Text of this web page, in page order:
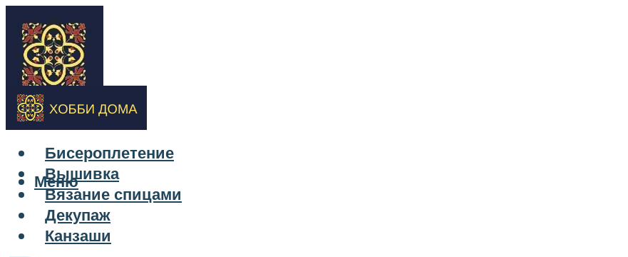
Бисероплетение
Вышивка
Вязание спицами
Декупаж
Канзаши
Меню